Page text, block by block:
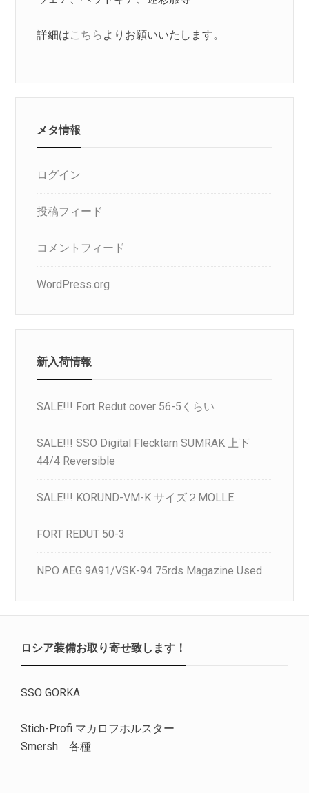
詳細はこちら よりお願いいたします。
メタ情報
ログイン
投稿フィード
コメントフィード
WordPress.org
新入荷情報
SALE!!! Fort Redut cover 56-5くらい
SALE!!! SSO Digital Flecktarn SUMRAK 上下
44/4 Reversible
SALE!!! KORUND-VM-K サイズ２MOLLE
FORT REDUT 50-3
NPO AEG 9A91/VSK-94 75rds Magazine Used
ロシア装備お取り寄せ致します！
SSO GORKA
Stich-Profi マカロフホルスター
Smersh 各種